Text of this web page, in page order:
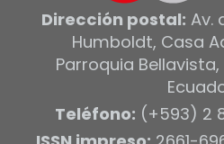
Dirección postal: Av.
Humboldt, Casa
Parroquia
Teléfono: (+593) 2